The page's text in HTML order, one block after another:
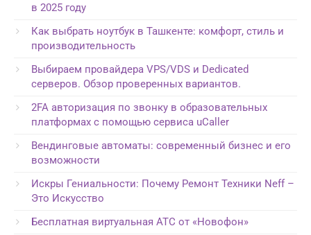
в 2025 году
Как выбрать ноутбук в Ташкенте: комфорт, стиль и
производительность
Выбираем провайдера VPS/VDS и Dedicated
серверов. Обзор проверенных вариантов.
2FA авторизация по звонку в образовательных
платформах с помощью сервиса uCaller
Вендинговые автоматы: современный бизнес и его
возможности
Искры Гениальности: Почему Ремонт Техники Neff –
Это Искусство
Бесплатная виртуальная АТС от «Новофон»